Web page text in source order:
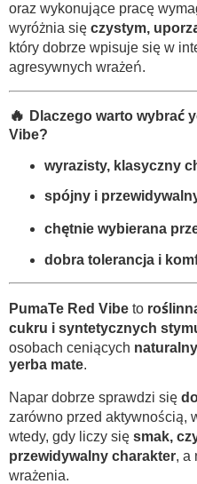
oraz wykonujące pracę
wyróżnia się czystym,
który dobrze wpisuje się w
agresywnych wrażeń.
🔥 Dlaczego warto wybrać
Vibe?
wyrazisty, klasyczny
spójny i
chętnie wybierana
dobra tolerancja i
PumaTe Red Vibe to
cukru i syntetycznych
osobach ceniących
yerba mate.
Napar dobrze sprawdzi się
zarówno przed aktywnością,
wtedy, gdy liczy się smak,
przewidywalny charakter, a
wrażenia.